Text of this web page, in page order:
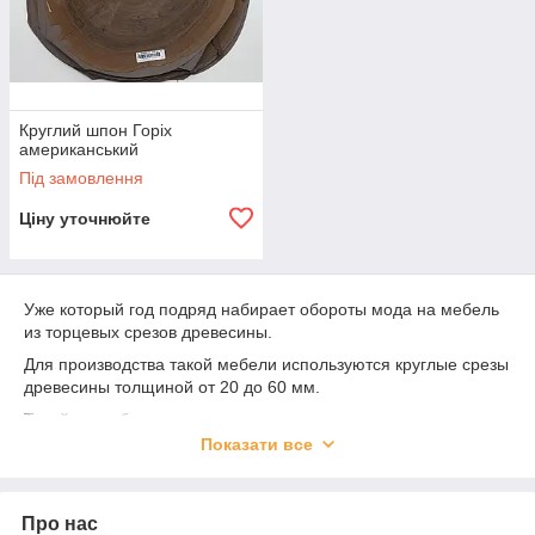
Круглий шпон Горіх
американський
Під замовлення
Ціну уточнюйте
Уже который год подряд набирает обороты мода на мебель
из торцевых срезов древесины.
Для производства такой мебели используются круглые срезы
древесины толщиной от 20 до 60 мм.
Такой способ изготовления имеет ряд недостатков:
Большая цена древесины
Риск растрескивания столешниц
Показати все
Про нас